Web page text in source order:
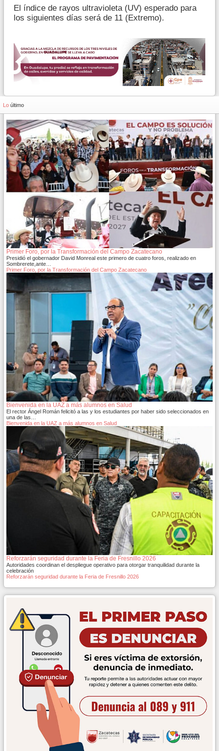
El índice de rayos ultravioleta (UV) esperado para
los siguientes días será de 11 (Extremo).
Lo último
Primer Foro, por la Transformación del Campo Zacatecano
Presidió el gobernador David Monreal este primero de cuatro foros, realizado en
Sombrerete,ante…
Primer Foro, por la Transformación del Campo Zacatecano
Bienvenida en la UAZ a más alumnos en Salud
El rector Ángel Román felicitó a las y los estudiantes por haber sido seleccionados en
una de las…
Bienvenida en la UAZ a más alumnos en Salud
Reforzarán seguridad durante la Feria de Fresnillo 2026
Autoridades coordinan el despliegue operativo para otorgar tranquilidad durante la
celebración
Reforzarán seguridad durante la Feria de Fresnillo 2026